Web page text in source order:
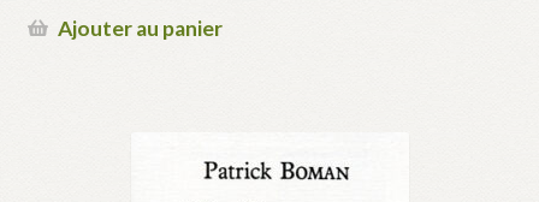
Ajouter au panier